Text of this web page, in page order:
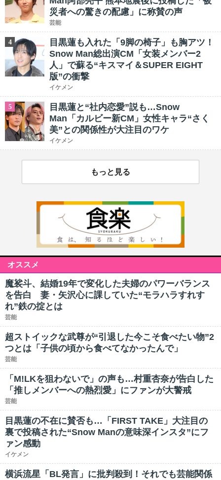
災者への驚きの配慮」に称賛の声
芸能
4
目黒蓮も入れた「9脚の椅子」も胸アツ！
Snow Man総出演CM「女装メンバー2
人」で蘇る“キスマイ＆SUPER EIGHT
版”の衝撃
イケメン
5
目黒蓮と“社内恋愛”説も…Snow
Man「カルビー新CM」女性キャラ“さく
美”との関係性が大注目のワケ
イケメン
もっと見る
オススメ
魔裟斗、結婚19年で変化した夫婦のパワーバランス
を告白 妻・矢沢心に課していた“モラハラすれす
れ”鉄の掟とは
芸能
超ストイックな武尊が“引退した今こそ食べたい物”2
つとは「子供の頃から食べてなかったんで」
芸能
「M!LKを狙わないで」の声も…村重杏奈が告白した
「推しメンバーへの熱烈愛」にファンが大警戒
芸能
目黒蓮の不在に賛否も…「FIRST TAKE」大注目の
裏で投稿された“Snow Manの意味深インスタ”にフ
ァン感動
イケメン
横浜流星「BL発言」に批判殺到！それでも芸能関係